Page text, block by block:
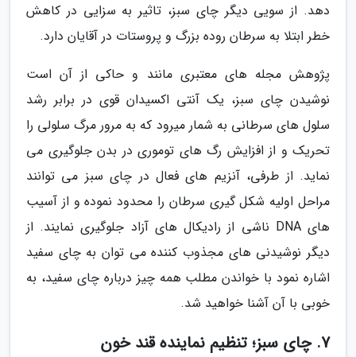
دهد. از سویی دیگر چای سبز، تاثیر به سزایی در کاهش
خطر ابتلا به سرطان روده بزرگ و پروستات در آقایان دارد.
پژوهش مجله های معتبری مانند و حاکی از آن است
نوشیدن چای سبز، یک آنتی اکسیدان قوی در برابر رشد
سلول های سرطانی به شمار میرود که به مرور مرگ سلولی را
تحریک و از افزایش رگ های توموری در بدن جلوگیری می
نماید. از طرفی، آنزیم های فعال در چای سبز می توانند
مراحل اولیه شکل گیری سرطان را محدود نموده و از آسیب
های DNA ناشی از رادیکال های آزاد جلوگیری نمایند. از
دیگر نوشیدنی های مجذوب کننده می توان به چای سفید
اشاره نمود با خواندن مطلب همه چیز درباره چای سفید، به
خوبی با آن آشنا خواهید شد.
7. چای سبز؛ تنظیم نماینده قند خون